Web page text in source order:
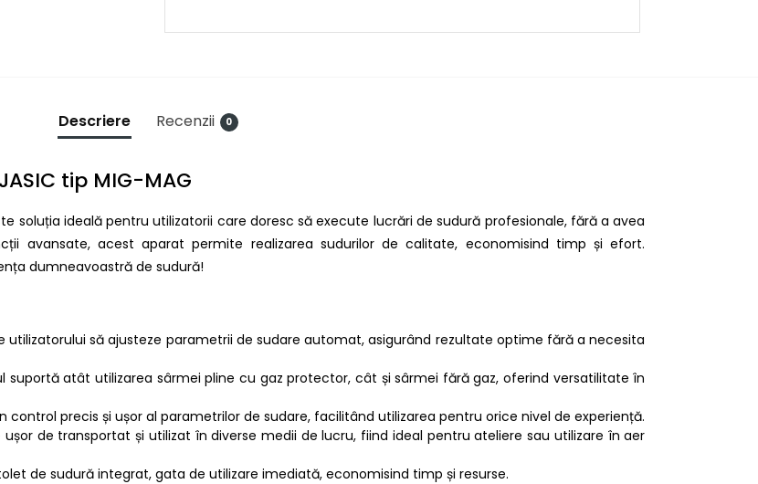
Descriere Recenzii 0
tip MIG-MAG
soluția ideală pentru utilizatorii care doresc să execute lucrări de sudură profesionale, fără a avea
avansate, acest aparat permite realizarea sudurilor de calitate, economisind timp și efort.
dumneavoastră de sudură!
să ajusteze parametrii de sudare automat, asigurând rezultate optime fără a necesita
suportă atât utilizarea sârmei pline cu gaz protector, cât și sârmei fără gaz, oferind versatilitate în
control precis și ușor al parametrilor de sudare, facilitând utilizarea pentru orice nivel de experiență.
de transportat și utilizat în diverse medii de lucru, fiind ideal pentru ateliere sau utilizare în aer
de sudură integrat, gata de utilizare imediată, economisind timp și resurse.